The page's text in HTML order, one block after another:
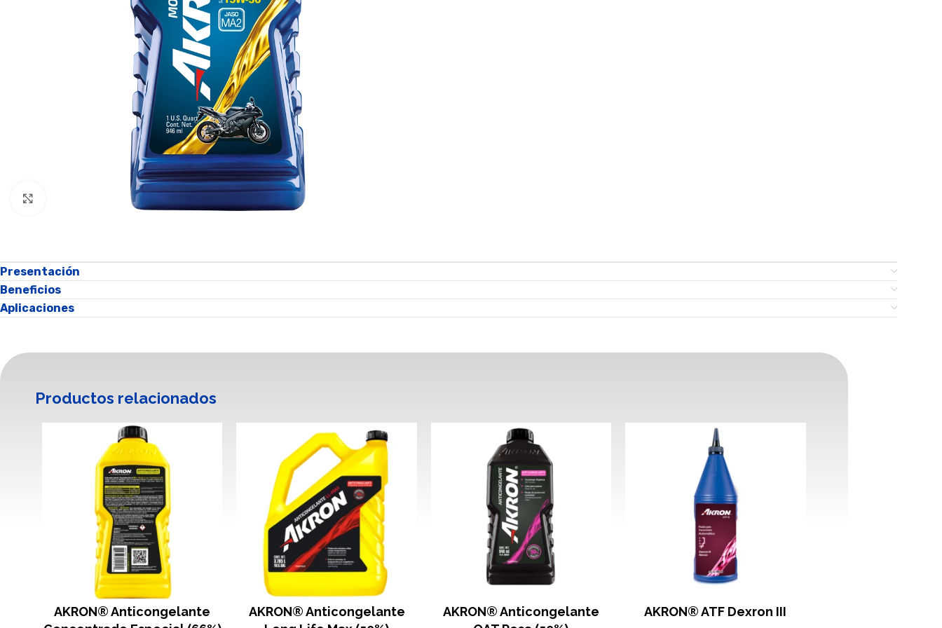
Click para agrandar
Presentación
Beneficios
Aplicaciones
Productos relacionados
AKRON® Anticongelante
AKRON® Anticongelante
AKRON® Anticongelante
AKRON® ATF Dexron III